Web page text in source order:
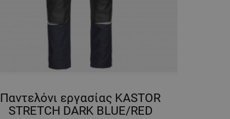
Παντελόνι εργασίας KASTOR
STRETCH DARK BLUE/RED